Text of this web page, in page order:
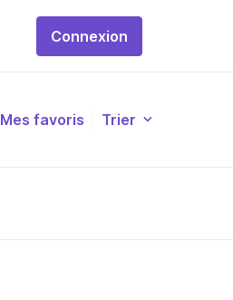
Connexion
Mes favoris Trier